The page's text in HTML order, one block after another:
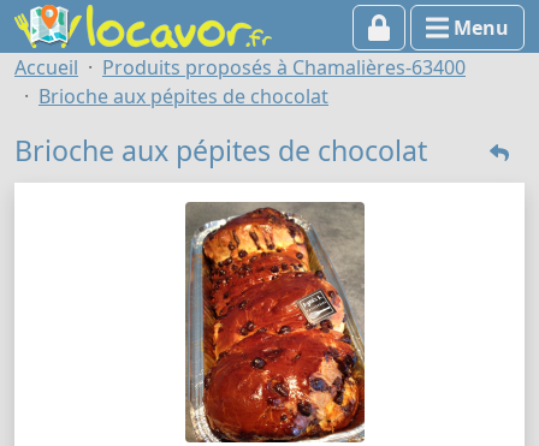
Menu
Accueil
Produits proposés à Chamalières-63400
Brioche aux pépites de chocolat
Brioche aux pépites de chocolat